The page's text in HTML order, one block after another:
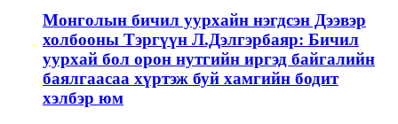
Монголын бичил уурхайн нэгдсэн Дээвэр
холбооны Тэргүүн Л.Дэлгэрбаяр: Бичил
уурхай бол орон нутгийн иргэд байгалийн
баялгаасаа хүртэж буй хамгийн бодит
хэлбэр юм